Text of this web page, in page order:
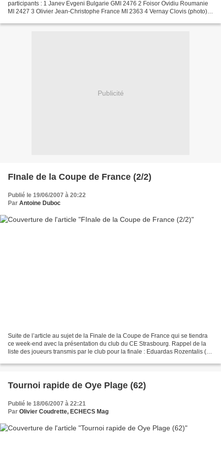
participants : 1 Janev Evgeni Bulgarie GMI 2476 2 Foisor Ovidiu Roumanie
MI 2427 3 Olivier Jean-Christophe France MI 2363 4 Vernay Clovis (photo)
Publicité
FInale de la Coupe de France (2/2)
Publié le 19/06/2007 à 20:22
Par Antoine Duboc
Suite de l’article au sujet de la Finale de la Coupe de France qui se tiendra
ce week-end avec la présentation du club du CE Strasbourg. Rappel de la
liste des joueurs transmis par le club pour la finale : Eduardas Rozentalis (en
Tournoi rapide de Oye Plage (62)
Publié le 18/06/2007 à 22:21
Par Olivier Coudrette, ECHECS Mag